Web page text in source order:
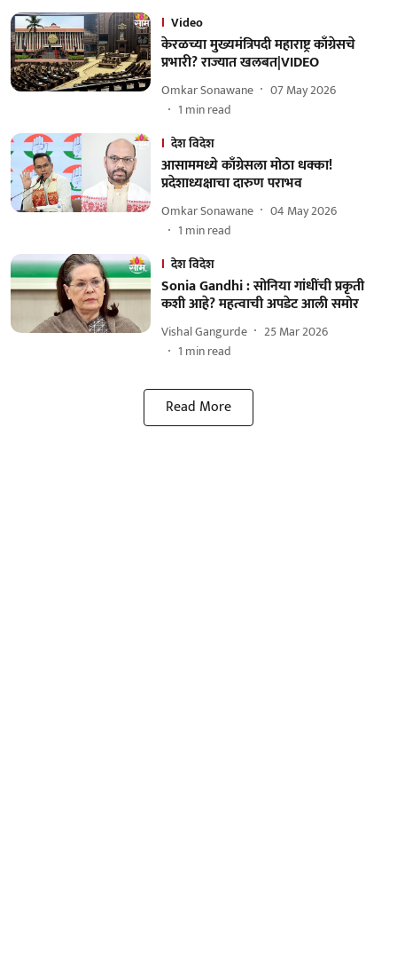
Video
केरळच्या मुख्यमंत्रिपदी महाराष्ट्र काँग्रेसचे
प्रभारी? राज्यात खलबत|VIDEO
Omkar Sonawane
07 May 2026
1 min read
देश विदेश
आसाममध्ये काँग्रेसला मोठा धक्का!
प्रदेशाध्यक्षाचा दारुण पराभव
Omkar Sonawane
04 May 2026
1 min read
देश विदेश
Sonia Gandhi : सोनिया गांधींची प्रकृती
कशी आहे? महत्वाची अपडेट आली समोर
Vishal Gangurde
25 Mar 2026
1 min read
Read More